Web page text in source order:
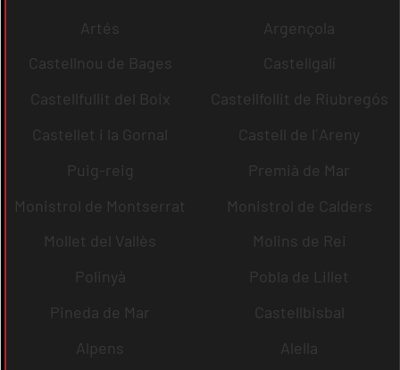
Artés
Argençola
Castellnou de Bages
Castellgalí
Castellfullit del Boix
Castellfollit de Riubregós
Castellet i la Gornal
Castell de l´Areny
Puig-reig
Premià de Mar
Monistrol de Montserrat
Monistrol de Calders
Mollet del Vallès
Molins de Rei
Polinyà
Pobla de Lillet
Pineda de Mar
Castellbisbal
Alpens
Alella